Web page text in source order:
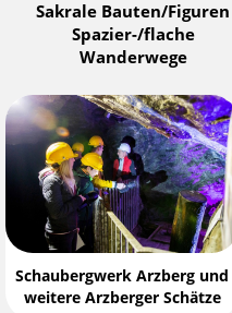
Sakrale Bauten/Figuren
Spazier-/flache
Wanderwege
Schaubergwerk Arzberg und
weitere Arzberger Schätze